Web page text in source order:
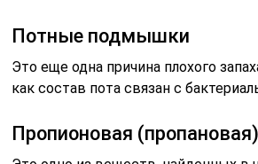
Потные подмышки
Это еще одна причина плохого
как состав пота связан с
Пропионовая